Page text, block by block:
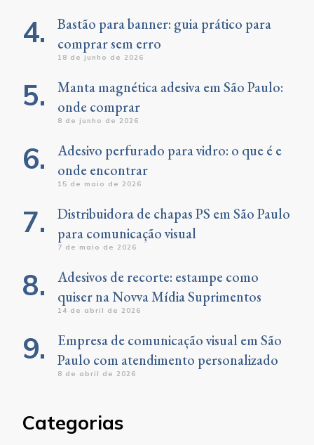
Bastão para banner: guia prático para
comprar sem erro
18 de junho de 2026
Manta magnética adesiva em São Paulo:
onde comprar
8 de junho de 2026
Adesivo perfurado para vidro: o que é e
onde encontrar
15 de maio de 2026
Distribuidora de chapas PS em São Paulo
para comunicação visual
7 de maio de 2026
Adesivos de recorte: estampe como
quiser na Novva Mídia Suprimentos
14 de abril de 2026
Empresa de comunicação visual em São
Paulo com atendimento personalizado
8 de abril de 2026
Categorias